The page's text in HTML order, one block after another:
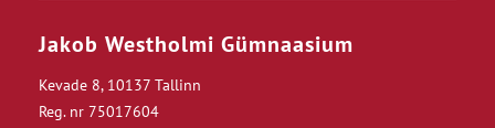
Jakob Westholmi Gümnaasium
Kevade 8, 10137 Tallinn
Reg. nr 75017604